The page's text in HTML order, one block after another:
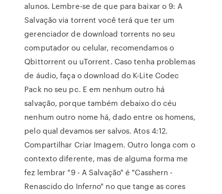
alunos. Lembre-se de que para baixar o 9: A
Salvação via torrent você terá que ter um
gerenciador de download torrents no seu
computador ou celular, recomendamos o
Qbittorrent ou uTorrent. Caso tenha problemas
de áudio, faça o download do K-Lite Codec
Pack no seu pc. E em nenhum outro há
salvação, porque também debaixo do céu
nenhum outro nome há, dado entre os homens,
pelo qual devamos ser salvos. Atos 4:12.
Compartilhar Criar Imagem. Outro longa com o
contexto diferente, mas de alguma forma me
fez lembrar "9 - A Salvação" é "Casshern -
Renascido do Inferno" no que tange as cores